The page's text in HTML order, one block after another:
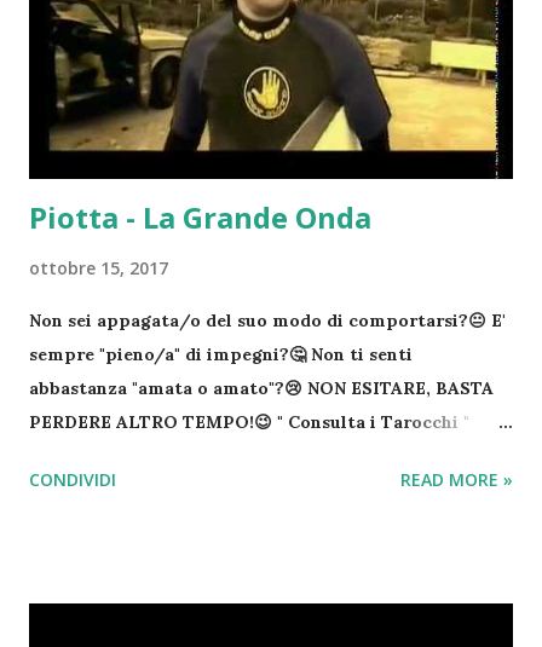
Piotta - La Grande Onda
ottobre 15, 2017
Non sei appagata/o del suo modo di comportarsi?😐 E'
sempre "pieno/a" di impegni?🤔 Non ti senti
abbastanza "amata o amato"?😢 NON ESITARE, BASTA
PERDERE ALTRO TEMPO!😉 " Consulta i Tarocchi "
1,99€ IVA COMPRESA!😉 "Aggiungi in rubrica e cerca
CONDIVIDI READ MORE »